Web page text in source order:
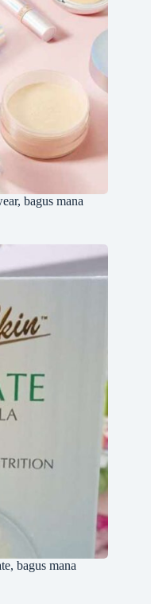
bagus mana
bagus mana